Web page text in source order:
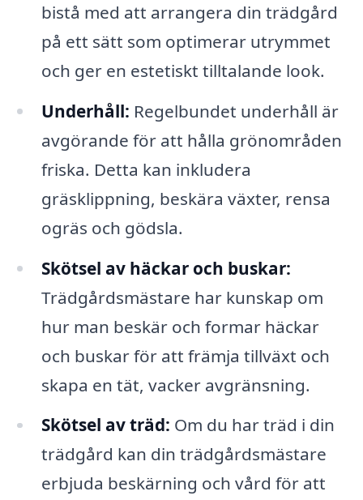
bistå med att arrangera din trädgård
på ett sätt som optimerar utrymmet
och ger en estetiskt tilltalande look.
Underhåll: Regelbundet underhåll är
avgörande för att hålla grönområden
friska. Detta kan inkludera
gräsklippning, beskära växter, rensa
ogräs och gödsla.
Skötsel av häckar och buskar:
Trädgårdsmästare har kunskap om
hur man beskär och formar häckar
och buskar för att främja tillväxt och
skapa en tät, vacker avgränsning.
Skötsel av träd: Om du har träd i din
trädgård kan din trädgårdsmästare
erbjuda beskärning och vård för att